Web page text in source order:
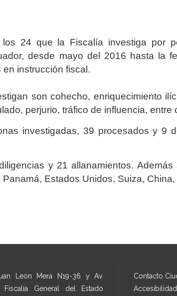
24 que la Fiscalía investiga por
desde mayo del 2016 hasta la
instrucción fiscal.
son cohecho, enriquecimiento
perjurio, tráfico de influencia, entre
investigadas, 39 procesados y 9
y 21 allanamientos.
Estados Unidos, Suiza,
León Mera N19-36 y Av.
Fiscalía General del Estado
Contacto